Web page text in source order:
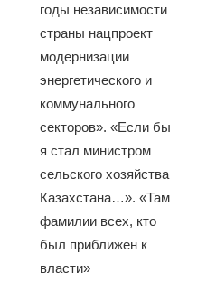
годы независимости
страны нацпроект
модернизации
энергетического и
коммунального
секторов». «Если бы
я стал министром
сельского хозяйства
Казахстана…». «Там
фамилии всех, кто
был приближен к
власти»